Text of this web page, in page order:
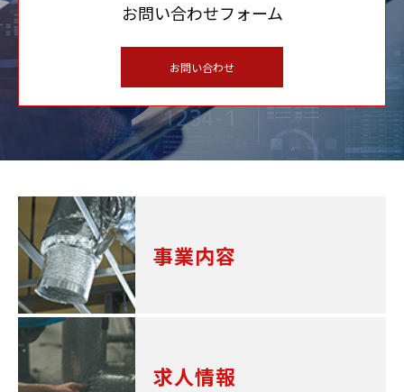
お問い合わせフォーム
お問い合わせ
事業内容
求人情報